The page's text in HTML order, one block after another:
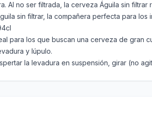
Al no ser filtrada, la cerveza Águila sin
sin filtrar, la compañera perfecta para los
para los que buscan una cerveza de gran
y lúpulo.
la levadura en suspensión, girar (no